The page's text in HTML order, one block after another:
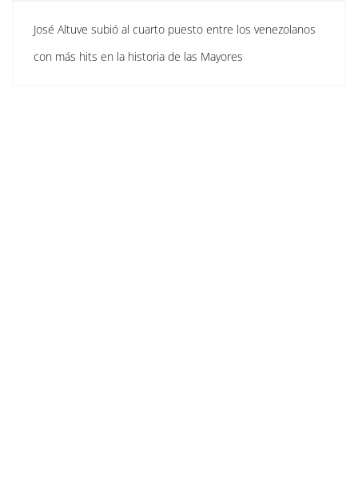
José Altuve subió al cuarto puesto entre los venezolanos
con más hits en la historia de las Mayores